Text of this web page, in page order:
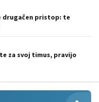
drugačen pristop: te
za svoj timus, pravijo